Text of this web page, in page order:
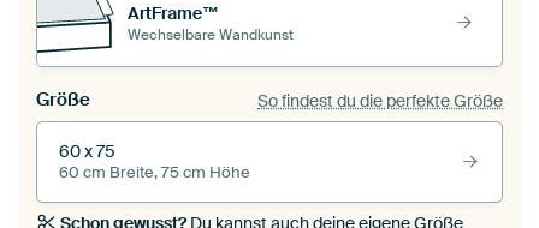
ArtFrame™
Wechselbare Wandkunst
Größe So findest du die perfekte Größe
60 x 75
60 cm Breite, 75 cm Höhe